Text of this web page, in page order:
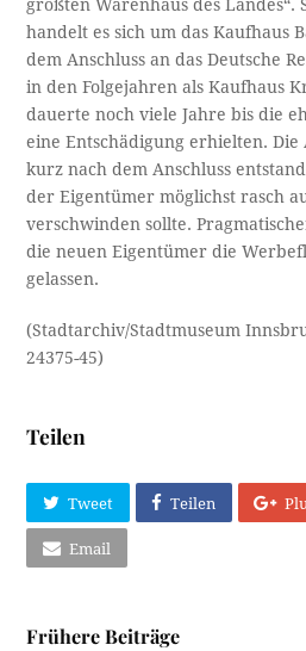
größten Warenhaus des Landes“.
handelt es sich um das Kaufhaus
dem Anschluss an das Deutsche
in den Folgejahren als Kaufhaus
dauerte noch viele Jahre bis die
eine Entschädigung erhielten.
kurz nach dem Anschluss
der Eigentümer möglichst rasch
verschwinden sollte.
die neuen Eigentümer die
gelassen.
(Stadtarchiv/Stadtmuseum
24375-45)
Teilen
Tweet Teilen
Email
Frühere Beiträge